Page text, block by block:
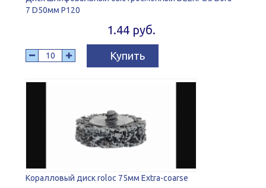
7 D50мм P120
1.44 руб.
Купить
Коралловый диск roloc 75мм Extra-coarse